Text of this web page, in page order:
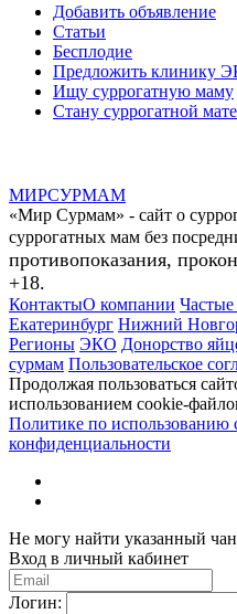
Добавить объявление
Статьи
Бесплодие
Предложить клинику
Ищу суррогатную маму
Стану суррогатной
МИРСУРМАМ
«Мир Сурмам» - сайт о
суррогатных мам без
противопоказания,
+18.
КонтактыО компании
Екатеринбург Нижний
Регионы ЭКО Донорство
сурмам Пользовательское
Продолжая пользоваться
использованием cookie-
Политике по использованию
конфиденциальности
Не могу найти указанный
Вход в личный кабинет
Логин: